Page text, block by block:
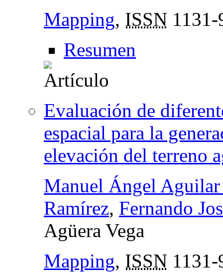
Mapping, ISSN
Resumen
Evaluación de
espacial para la
elevación del terreno
Manuel Ángel Aguilar
Ramírez, Fernando
Agüera Vega
Mapping, ISSN